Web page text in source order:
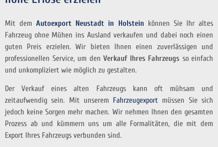
Mit demAutoexport Neustadt in Holstein können Sie Ihr altes
Fahrzeug ohne Mühen ins Ausland verkaufen und dabei noch einen
guten Preis erzielen. Wir bieten Ihnen einen zuverlässigen und
professionellen Service, um den Verkauf Ihres Fahrzeugs so einfach
und unkompliziert wie möglich zu gestalten.
Der Verkauf eines alten Fahrzeugs kann oft mühsam und
zeitaufwendig sein. Mit unserem
Fahrzeugexport müssen Sie sich
jedoch keine Sorgen mehr machen. Wir nehmen Ihnen den gesamten
Prozess ab und kümmern uns um alle Formalitäten, die mit dem
Export Ihres Fahrzeugs verbunden sind.